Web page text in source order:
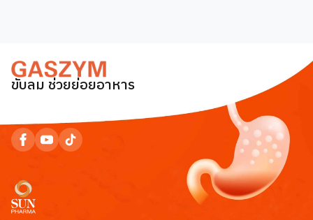
ขับลม ช่วยย่อยอาหาร